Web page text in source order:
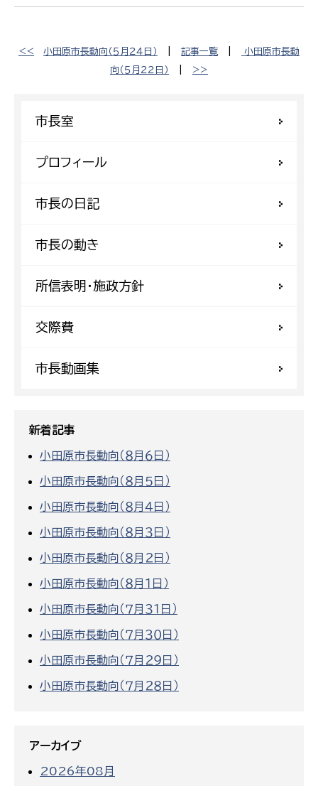
<< 小田原市長動向（５月２４日） 記事一覧
小田原市長動
向（５月２２日）
>>
市長室
プロフィール
市長の日記
市長の動き
所信表明・施政方針
交際費
市長動画集
新着記事
小田原市長動向（８月６日）
小田原市長動向（８月５日）
小田原市長動向（８月４日）
小田原市長動向（８月３日）
小田原市長動向（８月２日）
小田原市長動向（８月１日）
小田原市長動向（７月３１日）
小田原市長動向（７月３０日）
小田原市長動向（７月２９日）
小田原市長動向（７月２８日）
アーカイブ
2026年08月